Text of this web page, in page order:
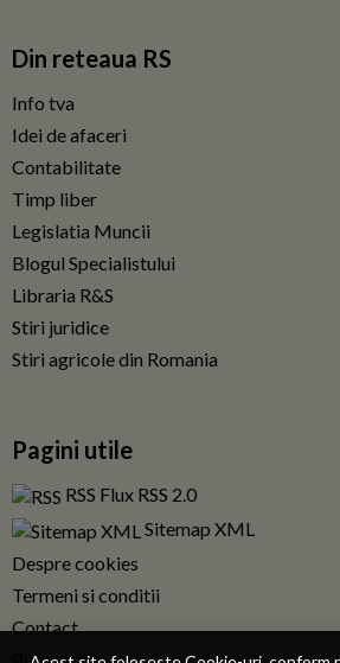
Din reteaua RS
Info tva
Idei de afaceri
Contabilitate
Timp liber
Legislatia Muncii
Blogul Specialistului
Libraria R&S
Stiri juridice
Stiri agricole din Romania
Pagini utile
RSS Flux RSS 2.0
Sitemap XML
Despre cookies
Termeni si conditii
Contact